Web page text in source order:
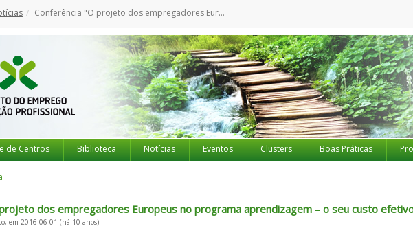
Conferência "O projeto dos empregadores Europeus no programa aprendizagem - o seu custo efetivo."
de Centros Biblioteca Notícias Eventos Clusters Boas Práticas
dos empregadores Europeus no programa aprendizagem – o seu custo
em 2016-06-01 (há 10 anos)